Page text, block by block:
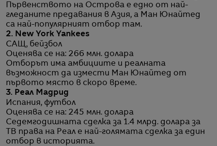
Първенството на Острова е едно от най-
гледаните предавания в Азия, а Ман Юнайтед
са най-популярният отбор там.
2. New York Yankees
САЩ, бейзбол
Оценява се на: 266 млн. долара
Отборът има амбициите и реалната
възможност да измести Ман Юнайтед от
първото място в скоро време.
3. Реал Мадрид
Испания, футбол
Оценява се на: 245 млн. долара
Седемгодишната сделка за 1.4 млрд. долара за
ТВ права на Реал е най-голямата сделка за един
отбор в историята.